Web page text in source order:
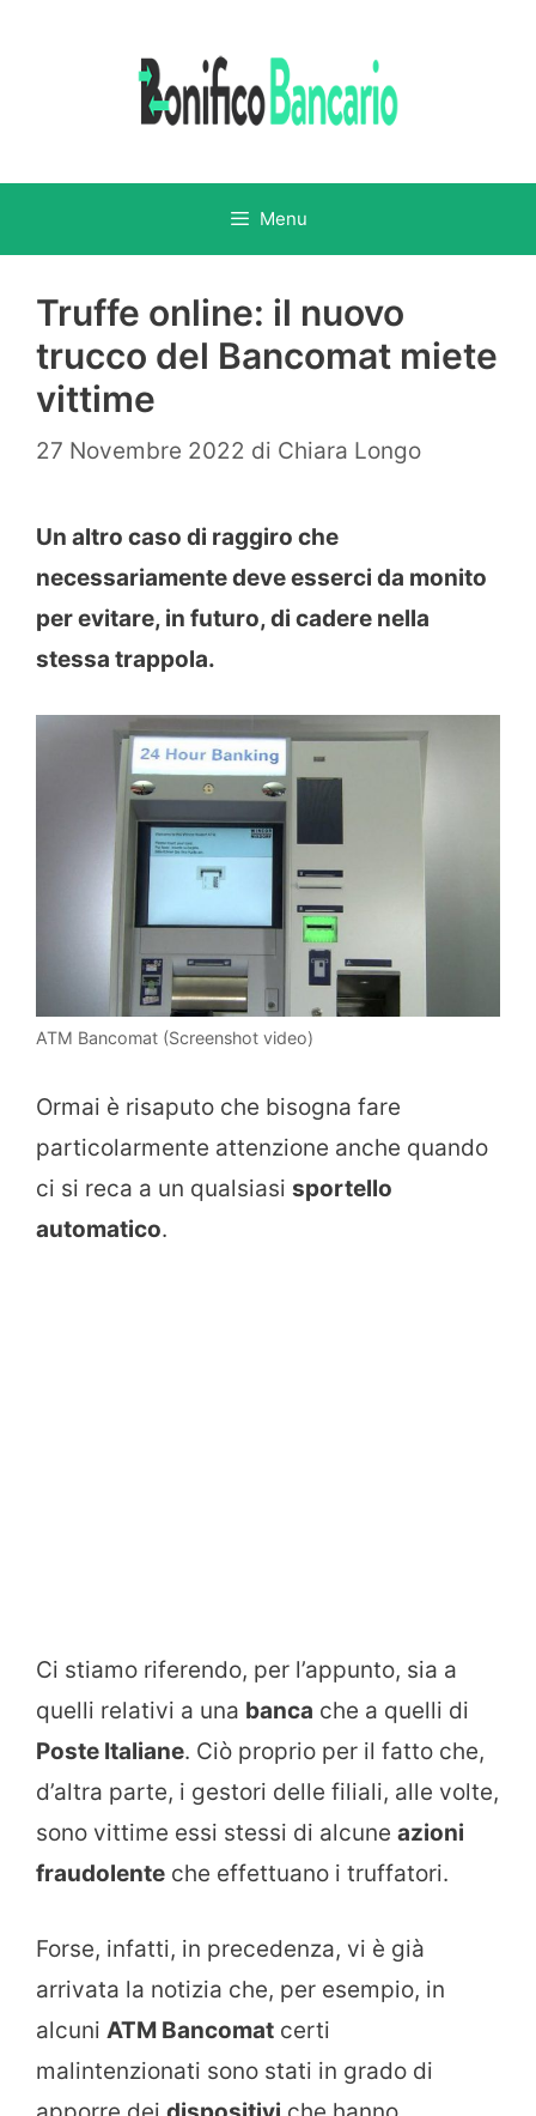
Menu
Truffe online: il nuovo
trucco del Bancomat miete
vittime
27 Novembre 2022 di Chiara Longo
Un altro caso di raggiro che
necessariamente deve esserci da monito
per evitare, in futuro, di cadere nella
stessa trappola.
ATM Bancomat (Screenshot video)
Ormai è risaputo che bisogna fare
particolarmente attenzione anche quando
ci si reca a un qualsiasi sportello
automatico.
Ci stiamo riferendo, per l’appunto, sia a
quelli relativi a una banca che a quelli di
Poste Italiane. Ciò proprio per il fatto che,
d’altra parte, i gestori delle filiali, alle volte,
sono vittime essi stessi di alcune azioni
fraudolente che effettuano i truffatori.
Forse, infatti, in precedenza, vi è già
arrivata la notizia che, per esempio, in
alcuni ATM Bancomat certi
malintenzionati sono stati in grado di